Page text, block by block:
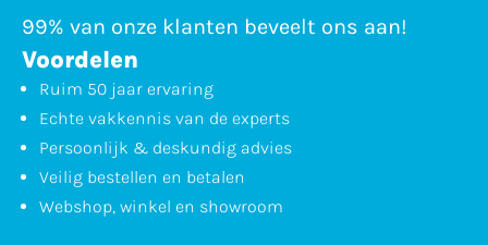
99% van onze klanten beveelt ons aan!
Voordelen
Ruim 50 jaar ervaring
Echte vakkennis van de experts
Persoonlijk & deskundig advies
Veilig bestellen en betalen
Webshop, winkel en showroom